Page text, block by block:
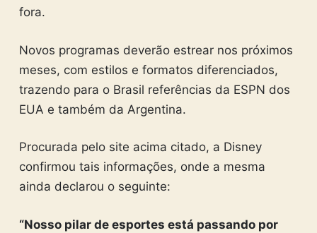
fora.
Novos programas deverão estrear nos próximos
meses, com estilos e formatos diferenciados,
trazendo para o Brasil referências da ESPN dos
EUA e também da Argentina.
Procurada pelo site acima citado, a Disney
confirmou tais informações, onde a mesma
ainda declarou o seguinte:
“Nosso pilar de esportes está passando por